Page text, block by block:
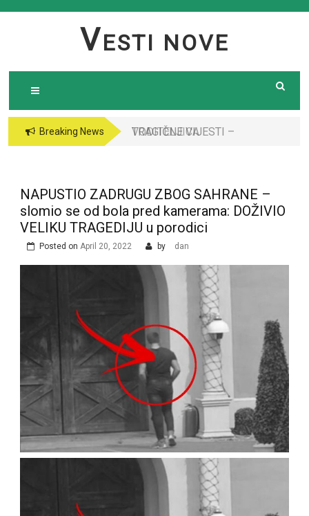
VESTI NOVE
Breaking News
TRAGIČNE VIJESTI –
ispred njene kuće￼￼
VODITELJICA
SRBIJU: Čekajte da
vidite kako danas
izgleda￼
NAPUSTIO ZADRUGU ZBOG SAHRANE –
slomio se od bola pred kamerama: DOŽIVIO
VELIKU TRAGEDIJU u porodici
Posted on April 20, 2022 by dan